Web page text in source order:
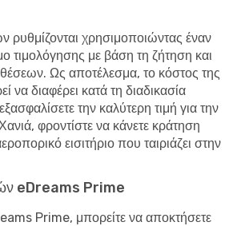
ρυθμίζονται χρησιμοποιώντας έναν
τιμολόγησης με βάση τη ζήτηση και
θέσεων. Ως αποτέλεσμα, το κόστος της
να διαφέρει κατά τη διαδικασία
την καλύτερη τιμή για την
φροντίστε να κάνετε κράτηση
εισιτήριο που ταιριάζει στην
eDreams Prime
Prime, μπορείτε να αποκτήσετε